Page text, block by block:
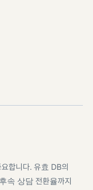
합니다. 유효 DB의
속 상담 전환율까지